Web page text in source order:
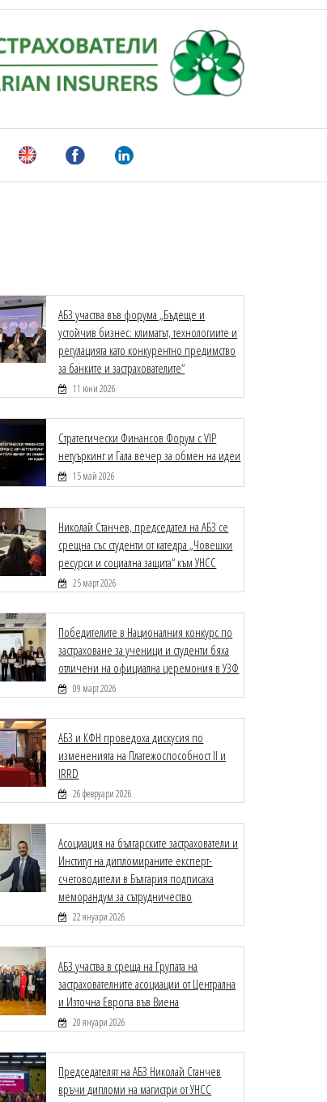
АБЗ участва във форума „Бъдеще и
устойчив бизнес: климатът, технологиите и
регулацията като конкурентно предимство
за банките и застрахователите“
11 юни 2026
Стратегически Финансов Форум с VIP
нетуъркинг и Гала вечер за обмен на идеи
15 май 2026
Николай Станчев, председател на АБЗ се
срещна със студенти от катедра „Човешки
ресурси и социална защита“ към УНСС
25 март 2026
Победителите в Националния конкурс по
застраховане за ученици и студенти бяха
отличени на официална церемония в УЗФ
09 март 2026
АБЗ и КФН проведоха дискусия по
измененията на Платежоспособност II и
IRRD
26 февруари 2026
Асоциация на българските застрахователи и
Институт на дипломираните експерт-
счетоводители в България подписаха
меморандум за сътрудничество
22 януари 2026
АБЗ участва в среща на Групата на
застрахователните асоциации от Централна
и Източна Европа във Виена
20 януари 2026
Председателят на АБЗ Николай Станчев
връчи дипломи на магистри от УНСС